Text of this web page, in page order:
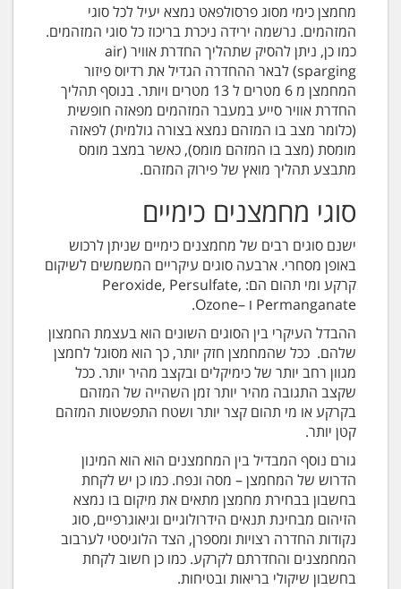
מחמצן כימי מסוג פרסולפאט נמצא יעיל לכל סוגי
המזהמים. נרשמה ירידה ניכרת בריכוז כל סוגי המזהמים.
כמו כן, ניתן להסיק שתהליך החדרת אוויר (air
sparging) לבאר ההחדרה הגדיל את רדיוס פיזור
המחמצן מ 6 מטרים ל 13 מטרים ויותר. בנוסף תהליך
החדרת אוויר סייע במעבר המזהמים מפאזה חופשית
(כלומר מצב בו המזהם נמצא בצורה גולמית) לפאזה
מומסת (מצב בו המזהם מומס), כאשר במצב מומס
מתבצע תהליך מואץ של פירוק המזהם.
סוגי מחמצנים כימיים
ישנם סוגים רבים של מחמצנים כימיים שניתן לרכוש
באופן מסחרי. ארבעה סוגים עיקריים המשמשים לשיקום
קרקע ומי תהום הם: Peroxide, Persulfate,
Permanganate ו –Ozone.
ההבדל העיקרי בין הסוגים השונים הוא בעצמת החמצון
שלהם. ככל שהמחמצן חזק יותר, כך הוא מסוגל לחמצן
מגוון רחב יותר של כימיקלים ובקצב מהיר יותר. ככל
שקצב התגובה מהיר יותר זמן השהייה של המזהם
בקרקע או מי תהום קצר יותר ושטח התפשטות המזהם
קטן יותר.
גורם נוסף המבדיל בין המחמצנים הוא הוא המינון
הדרוש של המחמצן – מסה ונפח. כמו כן יש לקחת
בחשבון בבחירת מחמצן מתאים את מיקום בו נמצא
הזיהום מבחינת תנאים הידרולוגיים וגיאוגרפיים, סוג
נקודות החדרה רצויות ומספרן, הצד הלוגיסטי לערבוב
המחמצנים והחדרתם לקרקע. כמו כן חשוב לקחת
בחשבון שיקולי בריאות ובטיחות.